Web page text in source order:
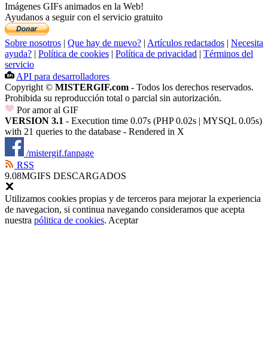
Imágenes GIFs animados en la Web!
Ayudanos a seguir con el servicio gratuito
Sobre nosotros | Que hay de nuevo? | Artículos redactados | Necesita
ayuda? | Política de cookies | Política de privacidad | Términos del
servicio
API para desarrolladores
Copyright © MISTERGIF.com - Todos los derechos reservados.
Prohibida su reproducción total o parcial sin autorización.
Por amor al GIF
VERSION 3.1 - Execution time 0.07s (PHP 0.02s | MYSQL 0.05s)
with 21 queries to the database - Rendered in X
/mistergif.fanpage
RSS
9.08MGIFS DESCARGADOS
Utilizamos cookies propias y de terceros para mejorar la experiencia
de navegacion, si continua navegando consideramos que acepta
nuestra pólitica de cookies. Aceptar